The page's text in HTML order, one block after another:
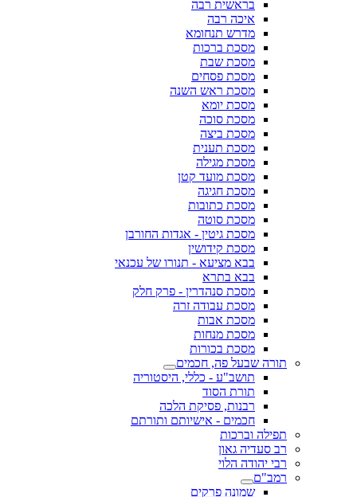
בראשית רבה
איכה רבה
מדרש תנחומא
מסכת ברכות
מסכת שבת
מסכת פסחים
מסכת ראש השנה
מסכת יומא
מסכת סוכה
מסכת ביצה
מסכת תענית
מסכת מגילה
מסכת מועד קטן
מסכת חגיגה
מסכת כתובות
מסכת סוטה
מסכת גיטין - אגדות החורבן
מסכת קידושין
בבא מציעא - תנורו של עכנאי
בבא בתרא
מסכת סנהדרין - פרק חלק
מסכת עבודה זרה
מסכת אבות
מסכת מנחות
מסכת בכורות
תורה שבעל פה, חכמים
תושב"ע - כללי, היסטוריה
תורת הסוד
רבנות, פסיקת הלכה
חכמים - אישיותם ותורתם
תפילה וברכות
רב סעדיה גאון
רבי יהודה הלוי
רמב"ם
שמונה פרקים